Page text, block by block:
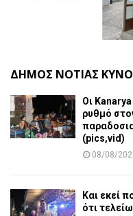
ΔΗΜΟΣ ΝΟΤΙΑΣ
Οι
ρυθμό
(pics,vid)
08/08/
Και εκεί
ότι